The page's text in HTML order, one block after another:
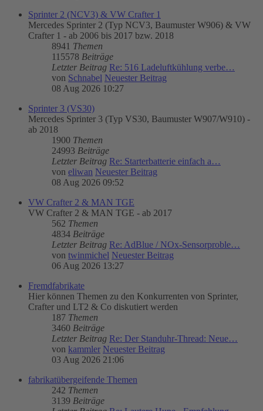
Sprinter 2 (NCV3) & VW Crafter 1
Mercedes Sprinter 2 (Typ NCV3, Baumuster W906) & VW
Crafter 1 - ab 2006 bis 2017 bzw. 2018
8941 Themen
115578 Beiträge
Letzter Beitrag Re: 516 Ladeluftkühlung verbe…
von Schnabel Neuester Beitrag
08 Aug 2026 10:27
Sprinter 3 (VS30)
Mercedes Sprinter 3 (Typ VS30, Baumuster W907/W910) -
ab 2018
1900 Themen
24993 Beiträge
Letzter Beitrag Re: Starterbatterie einfach a…
von eliwan Neuester Beitrag
08 Aug 2026 09:52
VW Crafter 2 & MAN TGE
VW Crafter 2 & MAN TGE - ab 2017
562 Themen
4834 Beiträge
Letzter Beitrag Re: AdBlue / NOx-Sensorproble…
von twinmichel Neuester Beitrag
06 Aug 2026 13:27
Fremdfabrikate
Hier können Themen zu den Konkurrenten von Sprinter,
Crafter und LT2 & Co diskutiert werden
187 Themen
3460 Beiträge
Letzter Beitrag Re: Der Standuhr-Thread: Neue…
von kammler Neuester Beitrag
03 Aug 2026 21:06
fabrikatübergeifende Themen
242 Themen
3139 Beiträge